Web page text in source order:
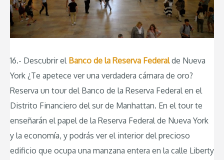
16.- Descubrir el Banco de la Reserva Federalde Nueva
York ¿Te apetece ver una verdadera cámara de oro?
Reserva un tour del Banco de la Reserva Federal en el
Distrito Financiero del sur de Manhattan. En el tour te
enseñarán el papel de la Reserva Federal de Nueva York
y la economía, y podrás ver el interior del precioso
edificio que ocupa una manzana entera en la calle Liberty